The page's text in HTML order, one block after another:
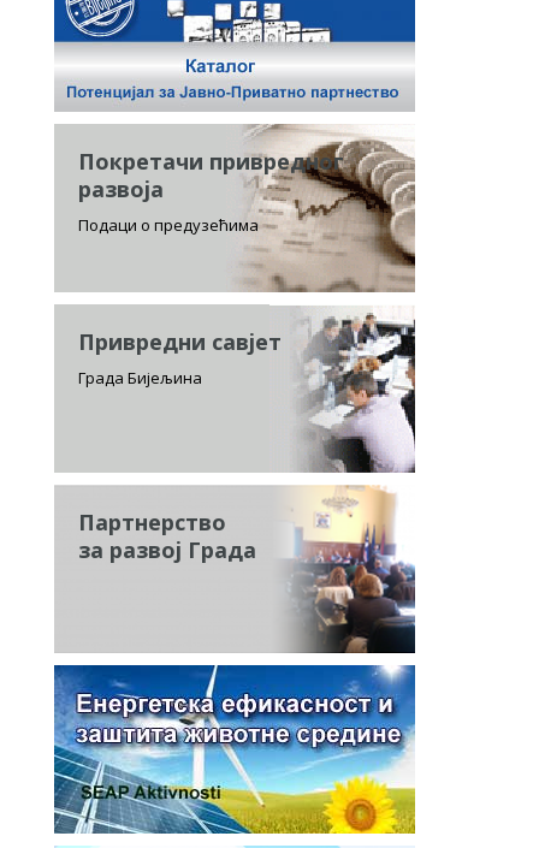
Покретачи привредног
развоја
Подаци о предузећима
Привредни савјет
Града Бијељина
Партнерство
за развој Града